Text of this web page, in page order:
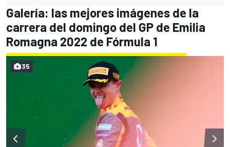
Galería: las mejores imágenes de la
carrera del domingo del GP de Emilia
Romagna 2022 de Fórmula 1
35